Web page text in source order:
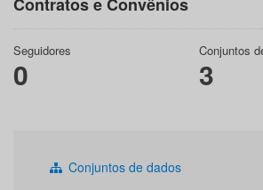
Seguidores
0
Conjuntos
3
Conjuntos de dados